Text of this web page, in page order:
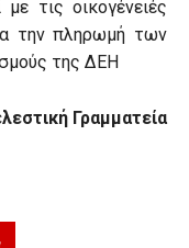
τις οικογένειές
την πληρωμή των
της ΔΕΗ
Γραμματεία